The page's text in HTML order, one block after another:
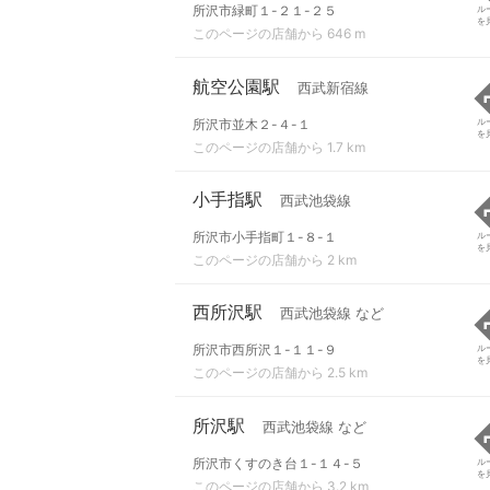
所沢市緑町１-２１-２５
このページの店舗から 646 m
ル
を
航空公園駅 西武新宿線
所沢市並木２-４-１
このページの店舗から 1.7 km
ル
を
小手指駅 西武池袋線
所沢市小手指町１-８-１
このページの店舗から 2 km
ル
を
西所沢駅 西武池袋線 など
所沢市西所沢１-１１-９
このページの店舗から 2.5 km
ル
を
所沢駅 西武池袋線 など
所沢市くすのき台１-１４-５
このページの店舗から 3.2 km
ル
を